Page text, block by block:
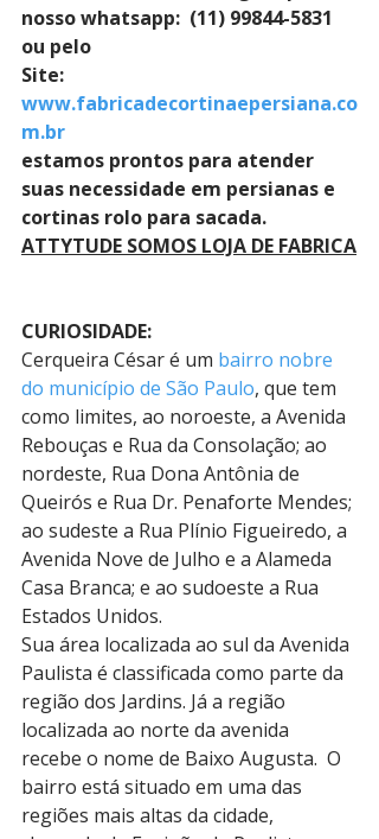
nosso whatsapp:  (11) 99844-5831
ou pelo
Site:
www.fabricadecortinaepersiana.co
m.br
estamos prontos para atender
suas necessidade em persianas e
cortinas rolo para sacada.
ATTYTUDE SOMOS LOJA DE FABRICA
CURIOSIDADE:
Cerqueira César é um bairro nobre
do município de São Paulo, que tem
como limites, ao noroeste, a Avenida
Rebouças e Rua da Consolação; ao
nordeste, Rua Dona Antônia de
Queirós e Rua Dr. Penaforte Mendes;
ao sudeste a Rua Plínio Figueiredo, a
Avenida Nove de Julho e a Alameda
Casa Branca; e ao sudoeste a Rua
Estados Unidos.
Sua área localizada ao sul da Avenida
Paulista é classificada como parte da
região dos Jardins. Já a região
localizada ao norte da avenida
recebe o nome de Baixo Augusta.  O
bairro está situado em uma das
regiões mais altas da cidade,